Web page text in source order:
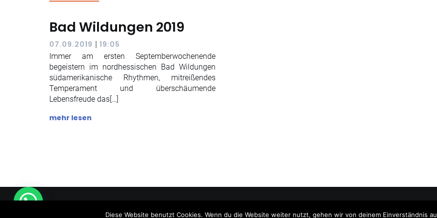
Bad Wildungen 2019
07.09.2019 | 19:05
Immer am ersten Septemberwochenende
begeistern im nordhessischen Bad Wildungen
südamerikanische Rhythmen, mitreißendes
Temperament und überschäumende
Lebensfreude das[…]
mehr lesen
Diese Website benutzt Cookies. Wenn du die Website weiter nutzt, gehen wir von deinem Einverständnis